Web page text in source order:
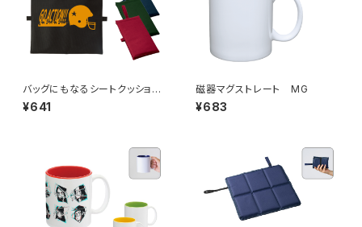
バッグにもなるシートクッショ
ン MG
¥641
磁器マグストレート MG
¥683